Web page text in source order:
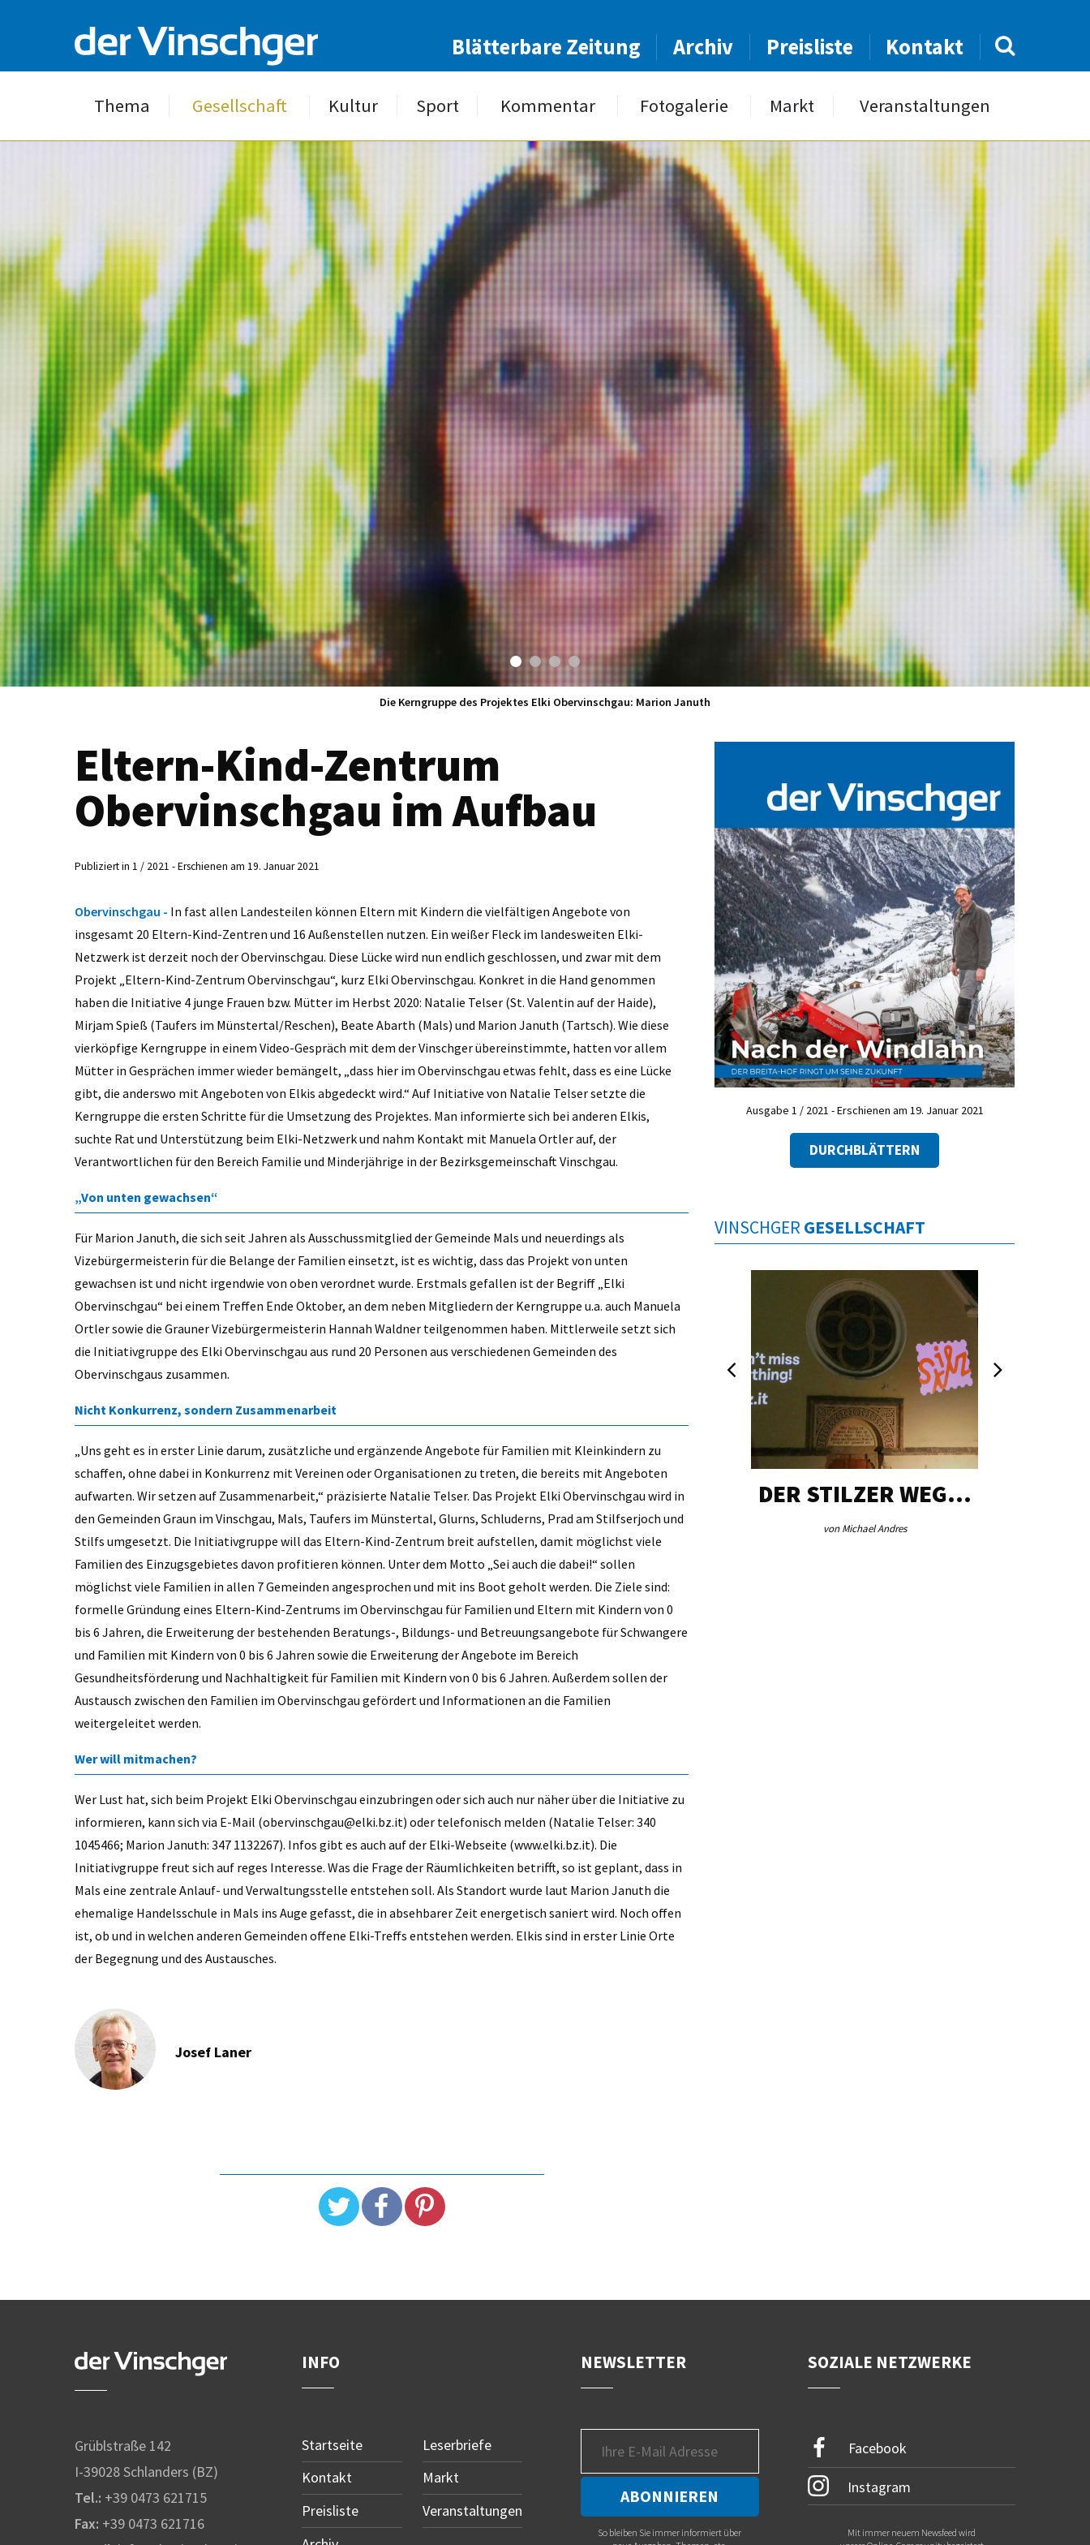
Blätterbare Zeitung Archiv Preisliste Kontakt
Thema Gesellschaft Kultur Sport Kommentar Fotogalerie Markt Veranstaltungen
Die Kerngruppe des Projektes Elki Obervinschgau: Marion Januth
Eltern-Kind-Zentrum
Obervinschgau im Aufbau
Publiziert in 1 / 2021 - Erschienen am 19. Januar 2021
Obervinschgau - In fast allen Landesteilen können Eltern mit Kindern die vielfältigen Angebote von
insgesamt 20 Eltern-Kind-Zentren und 16 Außenstellen nutzen. Ein weißer Fleck im landesweiten Elki-
Netzwerk ist derzeit noch der Obervinschgau. Diese Lücke wird nun endlich geschlossen, und zwar mit dem
Projekt „Eltern-Kind-Zentrum Obervinschgau“, kurz Elki Obervinschgau. Konkret in die Hand genommen
haben die Initiative 4 junge Frauen bzw. Mütter im Herbst 2020: Natalie Telser (St. Valentin auf der Haide),
Mirjam Spieß (Taufers im Münstertal/Reschen), Beate Abarth (Mals) und Marion Januth (Tartsch). Wie diese
vierköpfige Kerngruppe in einem Video-Gespräch mit dem der Vinschger übereinstimmte, hatten vor allem
Mütter in Gesprächen immer wieder bemängelt, „dass hier im Obervinschgau etwas fehlt, dass es eine Lücke
gibt, die anderswo mit Angeboten von Elkis abgedeckt wird.“ Auf Initiative von Natalie Telser setzte die
Kerngruppe die ersten Schritte für die Umsetzung des Projektes. Man informierte sich bei anderen Elkis,
suchte Rat und Unterstützung beim Elki-Netzwerk und nahm Kontakt mit Manuela Ortler auf, der
Verantwortlichen für den Bereich Familie und Minderjährige in der Bezirksgemeinschaft Vinschgau.
„Von unten gewachsen“
Für Marion Januth, die sich seit Jahren als Ausschussmitglied der Gemeinde Mals und neuerdings als
Vizebürgermeisterin für die Belange der Familien einsetzt, ist es wichtig, dass das Projekt von unten
gewachsen ist und nicht irgendwie von oben verordnet wurde. Erstmals gefallen ist der Begriff „Elki
Obervinschgau“ bei einem Treffen Ende Oktober, an dem neben Mitgliedern der Kerngruppe u.a. auch Manuela
Ortler sowie die Grauner Vizebürgermeisterin Hannah Waldner teilgenommen haben. Mittlerweile setzt sich
die Initiativgruppe des Elki Obervinschgau aus rund 20 Personen aus verschiedenen Gemeinden des
Obervinschgaus zusammen.
Nicht Konkurrenz, sondern Zusammenarbeit
„Uns geht es in erster Linie darum, zusätzliche und ergänzende Angebote für Familien mit Kleinkindern zu
schaffen, ohne dabei in Konkurrenz mit Vereinen oder Organisationen zu treten, die bereits mit Angeboten
aufwarten. Wir setzen auf Zusammenarbeit,“ präzisierte Natalie Telser. Das Projekt Elki Obervinschgau wird in
den Gemeinden Graun im Vinschgau, Mals, Taufers im Münstertal, Glurns, Schluderns, Prad am Stilfserjoch und
Stilfs umgesetzt. Die Initiativgruppe will das Eltern-Kind-Zentrum breit aufstellen, damit möglichst viele
Familien des Einzugsgebietes davon profitieren können. Unter dem Motto „Sei auch die dabei!“ sollen
möglichst viele Familien in allen 7 Gemeinden angesprochen und mit ins Boot geholt werden. Die Ziele sind:
formelle Gründung eines Eltern-Kind-Zentrums im Obervinschgau für Familien und Eltern mit Kindern von 0
bis 6 Jahren, die Erweiterung der bestehenden Beratungs-, Bildungs- und Betreuungsangebote für Schwangere
und Familien mit Kindern von 0 bis 6 Jahren sowie die Erweiterung der Angebote im Bereich
Gesundheitsförderung und Nachhaltigkeit für Familien mit Kindern von 0 bis 6 Jahren. Außerdem sollen der
Austausch zwischen den Familien im Obervinschgau gefördert und Informationen an die Familien
weitergeleitet werden.
Wer will mitmachen?
Wer Lust hat, sich beim Projekt Elki Obervinschgau einzubringen oder sich auch nur näher über die Initiative zu
informieren, kann sich via E-Mail (obervinschgau@elki.bz.it) oder telefonisch melden (Natalie Telser: 340
1045466; Marion Januth: 347 1132267). Infos gibt es auch auf der Elki-Webseite (www.elki.bz.it). Die
Initiativgruppe freut sich auf reges Interesse. Was die Frage der Räumlichkeiten betrifft, so ist geplant, dass in
Mals eine zentrale Anlauf- und Verwaltungsstelle entstehen soll. Als Standort wurde laut Marion Januth die
ehemalige Handelsschule in Mals ins Auge gefasst, die in absehbarer Zeit energetisch saniert wird. Noch offen
ist, ob und in welchen anderen Gemeinden offene Elki-Treffs entstehen werden. Elkis sind in erster Linie Orte
der Begegnung und des Austausches.
Josef Laner
Ausgabe 1 / 2021 - Erschienen am 19. Januar 2021
DURCHBLÄTTERN
VINSCHGER GESELLSCHAFT
DER STILZER WEG…
von Michael Andres
Grüblstraße 142
I-39028 Schlanders (BZ)
Tel.: +39 0473 621715
Fax: +39 0473 621716
INFO
Startseite
Kontakt
Preisliste
Leserbriefe
Markt
Veranstaltungen
NEWSLETTER
So bleiben Sie immer informiert über
SOZIALE NETZWERKE
Facebook
Instagram
Mit immer neuem Newsfeed wird